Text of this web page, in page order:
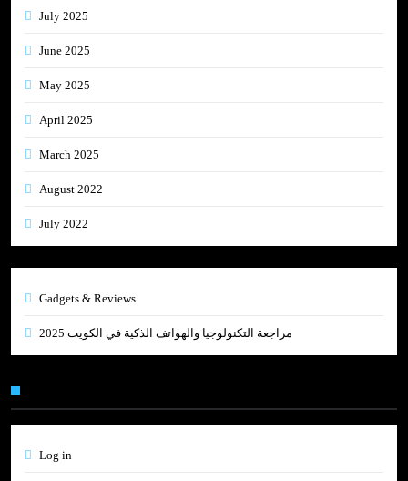
July 2025
June 2025
May 2025
April 2025
March 2025
August 2022
July 2022
Gadgets & Reviews
مراجعة التكنولوجيا والهواتف الذكية في الكويت 2025
Log in